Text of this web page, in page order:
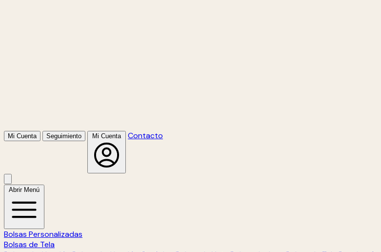
Mi Cuenta Seguimiento Mi Cuenta Contacto
Abrir Menú
Bolsas Personalizadas
Bolsas de Tela